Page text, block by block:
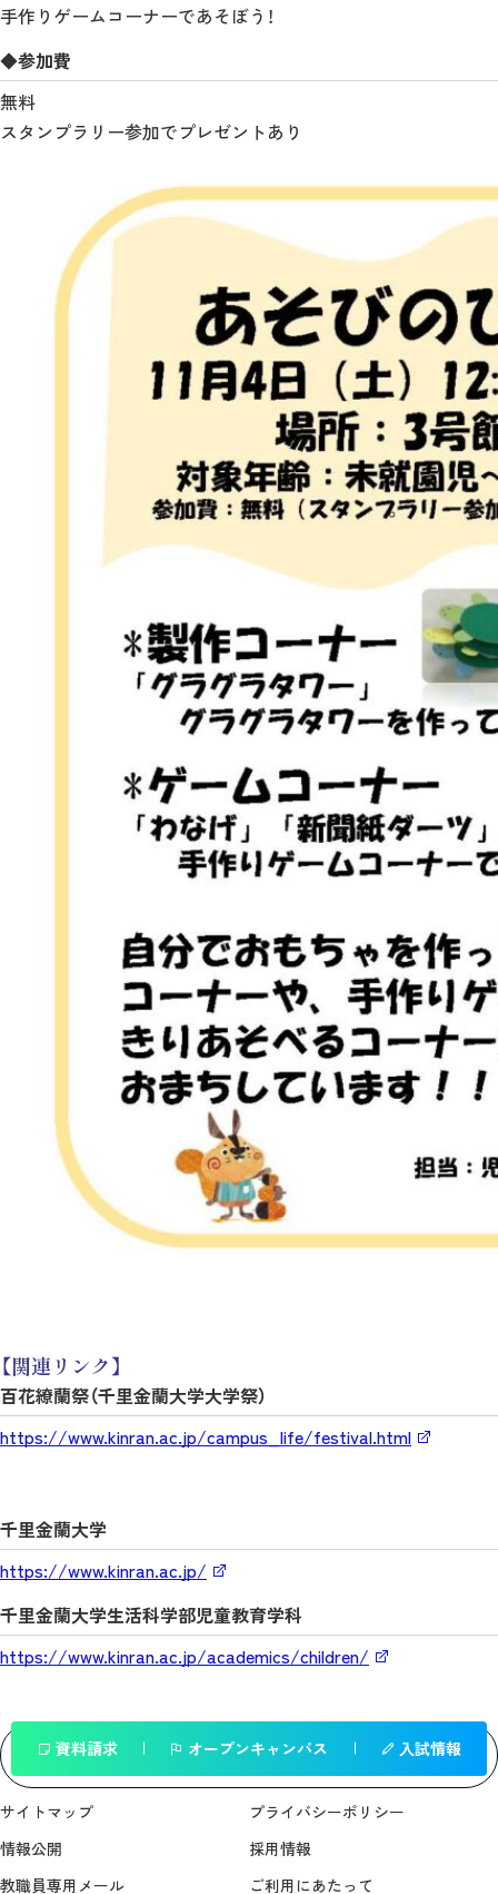
手作りゲームコーナーであそぼう！
◆参加費
無料
スタンプラリー参加でプレゼントあり
【関連リンク】
百花繚蘭祭（千里金蘭大学大学祭）
https://www.kinran.ac.jp/campus_life/festival.html
千里金蘭大学
https://www.kinran.ac.jp/
千里金蘭大学生活科学部児童教育学科
https://www.kinran.ac.jp/academics/children/
一覧へ戻る
資料請求 オープンキャンパス 入試情報
サイトマップ
プライバシーポリシー
情報公開
採用情報
教職員専用メール
ご利用にあたって